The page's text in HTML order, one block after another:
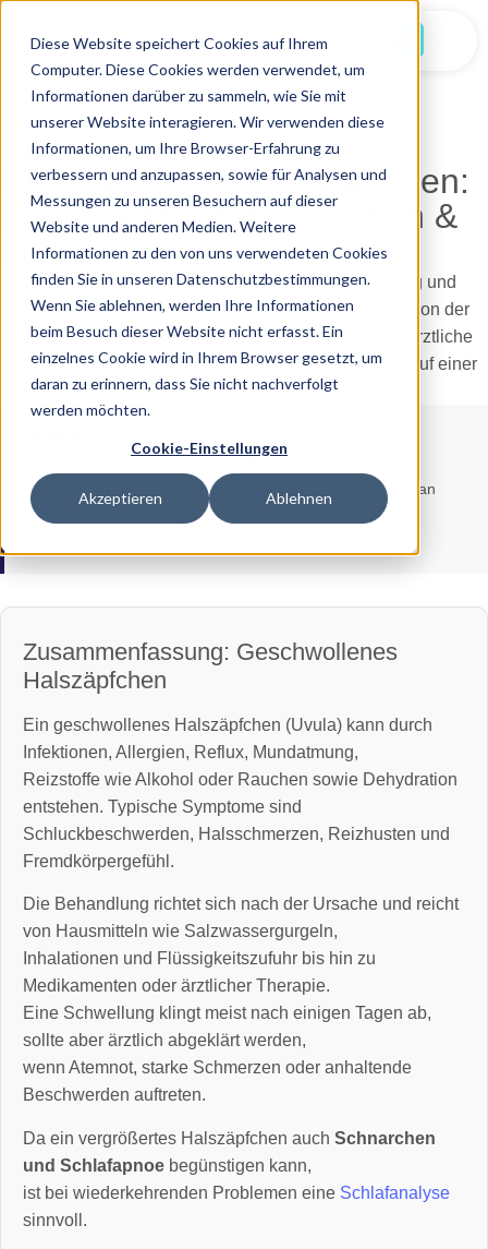
Diese Website speichert Cookies auf Ihrem
Computer. Diese Cookies werden verwendet, um
Informationen darüber zu sammeln, wie Sie mit
unserer Website interagieren. Wir verwenden diese
Informationen, um Ihre Browser-Erfahrung zu
verbessern und anzupassen, sowie für Analysen und
Messungen zu unseren Besuchern auf dieser
Website und anderen Medien. Weitere
Informationen zu den von uns verwendeten Cookies
finden Sie in unseren Datenschutzbestimmungen.
Wenn Sie ablehnen, werden Ihre Informationen
beim Besuch dieser Website nicht erfasst. Ein
einzelnes Cookie wird in Ihrem Browser gesetzt, um
daran zu erinnern, dass Sie nicht nachverfolgt
werden möchten.
Cookie-Einstellungen
Akzeptieren Ablehnen
21.07.2025
Geschwollenes Halszäpfchen:
Die 7 wichtigsten Ursachen &
Fakten
Bildungszwecke gedacht und sollen keine professionelle
medizinische Beratung ersetzen. Wenden Sie sich immer an
Ihren Arzt oder Ihre Ärztin, bevor Sie neue Behandlungen
Zusammenfassung: Geschwollenes
Halszäpfchen
Ein geschwollenes Halszäpfchen (Uvula) kann durch
Infektionen, Allergien, Reflux, Mundatmung,
Reizstoffe wie Alkohol oder Rauchen sowie Dehydration
entstehen. Typische Symptome sind
Schluckbeschwerden, Halsschmerzen, Reizhusten und
Fremdkörpergefühl.
Die Behandlung richtet sich nach der Ursache und reicht
von Hausmitteln wie Salzwassergurgeln,
Inhalationen und Flüssigkeitszufuhr bis hin zu
Medikamenten oder ärztlicher Therapie.
Eine Schwellung klingt meist nach einigen Tagen ab,
sollte aber ärztlich abgeklärt werden,
wenn Atemnot, starke Schmerzen oder anhaltende
Beschwerden auftreten.
Da ein vergrößertes Halszäpfchen auch Schnarchen
und Schlafapnoe begünstigen kann,
ist bei wiederkehrenden Problemen eine Schlafanalyse
sinnvoll.